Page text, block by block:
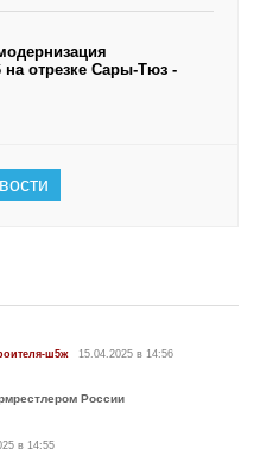
отрезке Сары-Тюз -
ш5ж 15.04.2025 в 14:56
России
в 14:55